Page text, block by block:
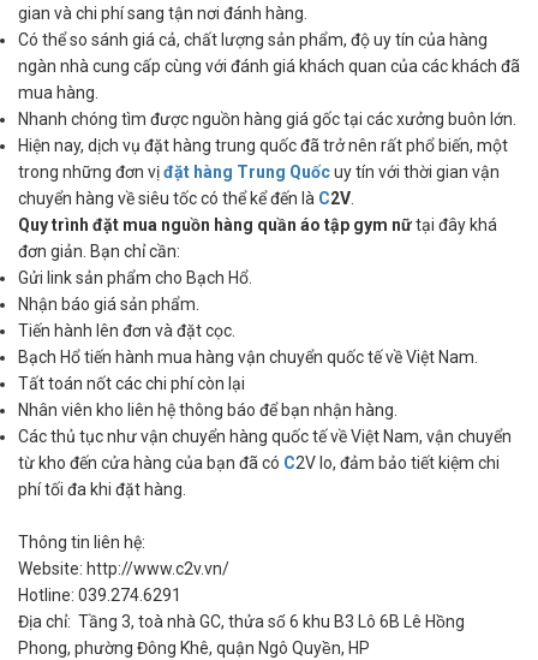
gian và chi phí sang tận nơi đánh hàng.
Có thể so sánh giá cả, chất lượng sản phẩm, độ uy tín của hàng
ngàn nhà cung cấp cùng với đánh giá khách quan của các khách đã
mua hàng.
Nhanh chóng tìm được nguồn hàng giá gốc tại các xưởng buôn lớn.
Hiện nay, dịch vụ đặt hàng trung quốc đã trở nên rất phổ biến, một
trong những đơn vịđặt hàng Trung Quốcuy tín với thời gian vận
chuyển hàng về siêu tốc có thể kể đến là C2V.
Quy trình đặt mua nguồn hàng quần áo tập gym nữtại đây khá
đơn giản. Bạn chỉ cần:
Gửi link sản phẩm cho Bạch Hổ.
Nhận báo giá sản phẩm.
Tiến hành lên đơn và đặt cọc.
Bạch Hổ tiến hành mua hàng vận chuyển quốc tế về Việt Nam.
Tất toán nốt các chi phí còn lại
Nhân viên kho liên hệ thông báo để bạn nhận hàng.
Các thủ tục như vận chuyển hàng quốc tế về Việt Nam, vận chuyển
từ kho đến cửa hàng của bạn đã có C2V lo, đảm bảo tiết kiệm chi
phí tối đa khi đặt hàng.
Thông tin liên hệ:
Website: http://www.c2v.vn/
Hotline: 039.274.6291
Địa chỉ: Tầng 3, toà nhà GC, thửa số 6 khu B3 Lô 6B Lê Hồng
Phong, phường Đông Khê, quận Ngô Quyền, HP